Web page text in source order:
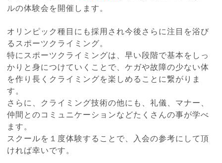
ルの体験会を開催します。
オリンピック種目にも採用され今後さらに注目を浴び
るスポーツクライミング。
特にスポーツクライミングは、早い段階で基本をしっ
かりと身につけていくことで、ケガや故障の少ない体
を作り長くクライミングを楽しめることに繋がりま
す。
さらに、クライミング技術の他にも、礼儀、マナー、
仲間とのコミュニケーションなどたくさんの事が学べ
ます。
スクールを１度体験することで、入会の参考にして頂
ければ幸いです。